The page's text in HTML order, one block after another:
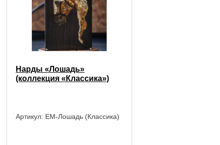
Нарды «Лошадь»
(коллекция «Классика»)
Артикул: EM-Лошадь (Классика)